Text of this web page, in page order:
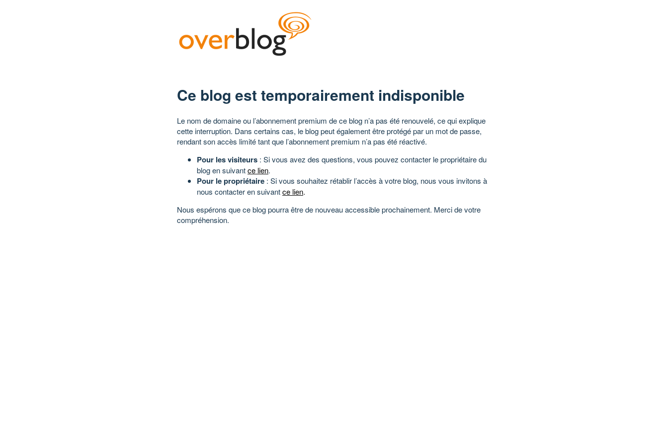
Ce blog est temporairement indisponible
Le nom de domaine ou l’abonnement premium de ce blog n’a pas été renouvelé, ce qui explique
cette interruption. Dans certains cas, le blog peut également être protégé par un mot de passe,
rendant son accès limité tant que l’abonnement premium n’a pas été réactivé.
Pour les visiteurs : Si vous avez des questions, vous pouvez contacter le propriétaire du
blog en suivantce lien.
Pour le propriétaire : Si vous souhaitez rétablir l’accès à votre blog, nous vous invitons à
nous contacter en suivantce lien.
Nous espérons que ce blog pourra être de nouveau accessible prochainement. Merci de votre
compréhension.